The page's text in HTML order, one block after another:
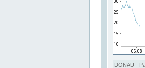
DONAU -